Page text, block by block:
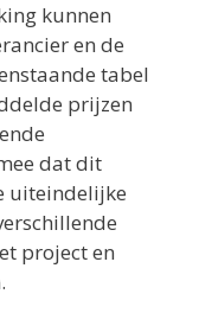
kunnen
en de
tabel
prijzen
dat dit
uiteindelijke
project en